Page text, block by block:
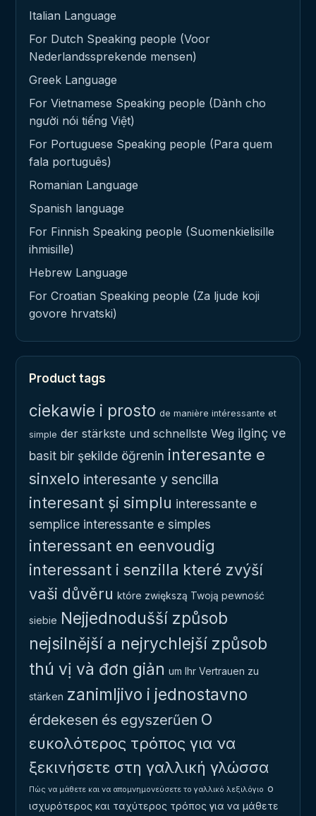
Italian Language
For Dutch Speaking people (Voor
Nederlandssprekende mensen)
Greek Language
For Vietnamese Speaking people (Dành cho
người nói tiếng Việt)
For Portuguese Speaking people (Para quem
fala português)
Romanian Language
Spanish language
For Finnish Speaking people (Suomenkielisille
ihmisille)
Hebrew Language
For Croatian Speaking people (Za ljude koji
govore hrvatski)
Product tags
ciekawie i prosto de manière intéressante et
simple der stärkste und schnellste Weg ilginç ve
basit bir şekilde öğrenin interesante e
sinxelo interesante y sencilla
interesant și simplu interessante e
semplice interessante e simples
interessant en eenvoudig
interessant i senzilla které zvýší
vaši důvěru które zwiększą Twoją pewność
siebie Nejjednodušší způsob
nejsilnější a nejrychlejší způsob
thú vị và đơn giản um Ihr Vertrauen zu
stärken zanimljivo i jednostavno
érdekesen és egyszerűen Ο
ευκολότερος τρόπος για να
ξεκινήσετε στη γαλλική γλώσσα
Πώς να μάθετε και να απομνημονεύσετε το γαλλικό λεξιλόγιο ο
ισχυρότερος και ταχύτερος τρόπος για να μάθετε